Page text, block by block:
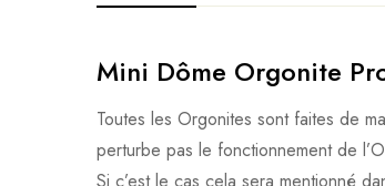
Mini Dôme Orgonite
Toutes les Orgonites sont faites de
perturbe pas le fonctionnement de